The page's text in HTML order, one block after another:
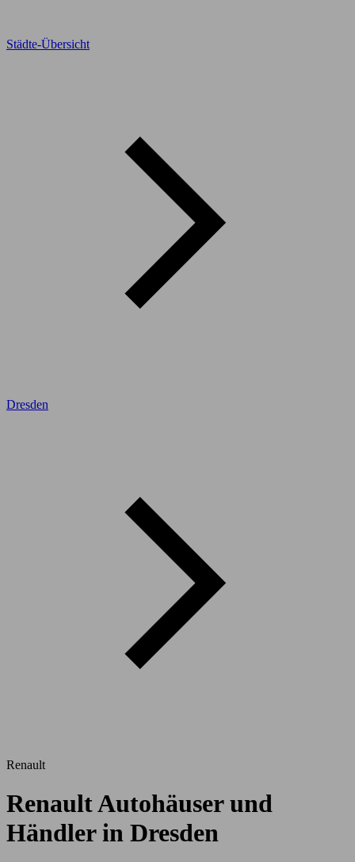
Städte-Übersicht
Dresden
Renault
Renault Autohäuser und
Händler in Dresden